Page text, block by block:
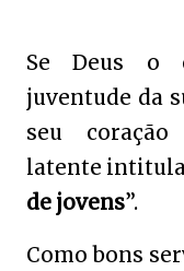
Se Deus o
juventude da
seu
latente
de jovens”.
Como bons